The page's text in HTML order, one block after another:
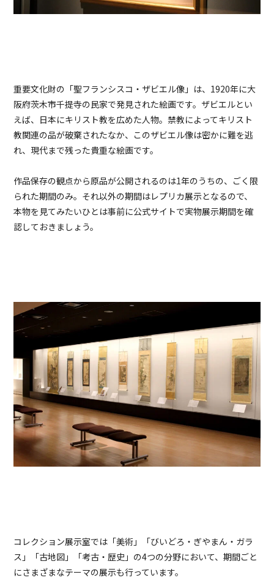
重要文化財の「聖フランシスコ・ザビエル像」は、1920年に大
阪府茨木市千提寺の民家で発見された絵画です。ザビエルとい
えば、日本にキリスト教を広めた人物。禁教によってキリスト
教関連の品が破棄されたなか、このザビエル像は密かに難を逃
れ、現代まで残った貴重な絵画です。
作品保存の観点から原品が公開されるのは1年のうちの、ごく限
られた期間のみ。それ以外の期間はレプリカ展示となるので、
本物を見てみたいひとは事前に公式サイトで実物展示期間を確
認しておきましょう。
コレクション展示室では「美術」「びいどろ・ぎやまん・ガラ
ス」「古地図」「考古・歴史」の4つの分野において、期間ごと
にさまざまなテーマの展示も行っています。